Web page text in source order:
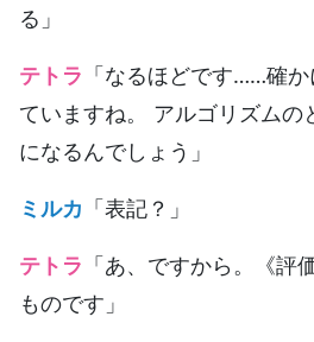
る」
テトラ 「なるほどです……確
ていますね。 アルゴリズムの
になるんでしょう」
ミルカ 「表記？」
テトラ 「あ、ですから。《評
ものです」